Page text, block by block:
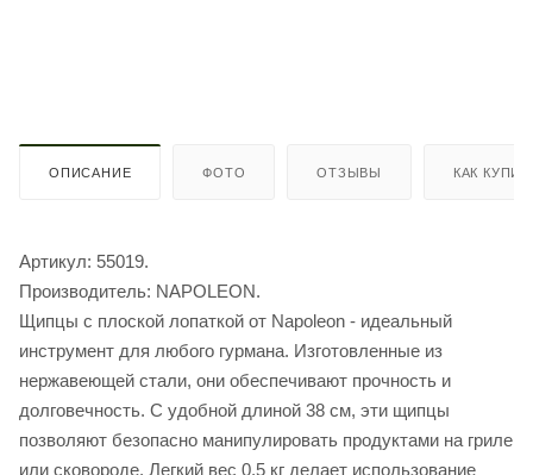
ОПИСАНИЕ ФОТО ОТЗЫВЫ КАК
Артикул: 55019.
Производитель: NAPOLEON.
Щипцы с плоской лопаткой от Napoleon - идеальный
инструмент для любого гурмана. Изготовленные из
нержавеющей стали, они обеспечивают прочность и
долговечность. С удобной длиной 38 см, эти щипцы
позволяют безопасно манипулировать продуктами на гриле
или сковороде. Легкий вес 0,5 кг делает использование